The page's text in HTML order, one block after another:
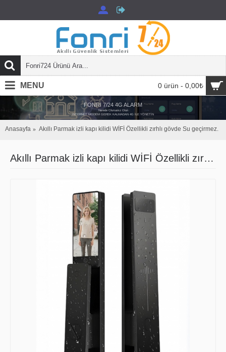
0 ürün - 0,00₺
MENU
Nerede Olursanız Olun
İNTERNET MODEM GEREK KALMADAN 4G İLE YÖNETİN
FONRİ 7/24 4G ALARM
Anasayfa Akıllı Parmak izli kapı kilidi WİFİ Özellikli zırhlı gövde Su geçirmez.
Akıllı Parmak izli kapı kilidi WİFİ Özellikli zırhlı gövde Su geçirmez.